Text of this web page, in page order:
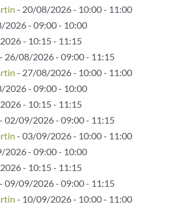
- 20/08/2026 - 10:00 - 11:00
2026 - 09:00 - 10:00
- 10:15 - 11:15
- 26/08/2026 - 09:00 - 11:15
- 27/08/2026 - 10:00 - 11:00
2026 - 09:00 - 10:00
- 10:15 - 11:15
- 02/09/2026 - 09:00 - 11:15
- 03/09/2026 - 10:00 - 11:00
2026 - 09:00 - 10:00
- 10:15 - 11:15
- 09/09/2026 - 09:00 - 11:15
- 10/09/2026 - 10:00 - 11:00